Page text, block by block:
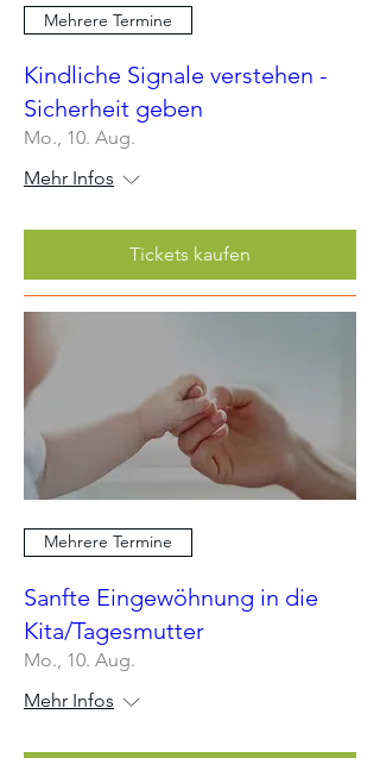
Mehrere Termine
Kindliche Signale verstehen -
Sicherheit geben
Mo., 10. Aug.
Mehr Infos
Tickets kaufen
Mehrere Termine
Sanfte Eingewöhnung in die
Kita/Tagesmutter
Mo., 10. Aug.
Mehr Infos